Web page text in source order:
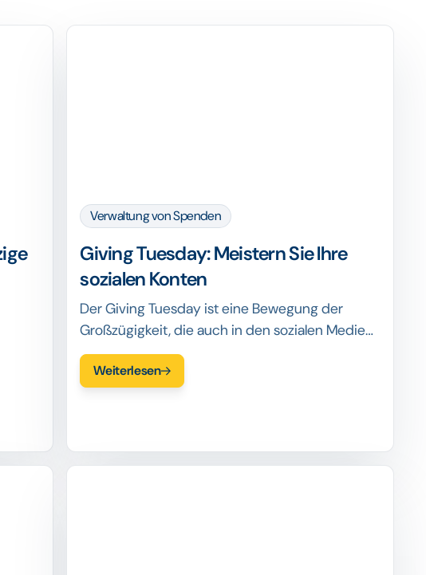
Verwaltung von Spenden
Giving Tuesday: Meistern Sie Ihre
sozialen Konten
Der Giving Tuesday ist eine Bewegung der
Großzügigkeit, die auch in den sozialen Medien
lebt. Stellen Sie sicher, dass Sie Ihre Aktivitäten
über Ihre Online-Netzwerke bewerben.
Weiterlesen